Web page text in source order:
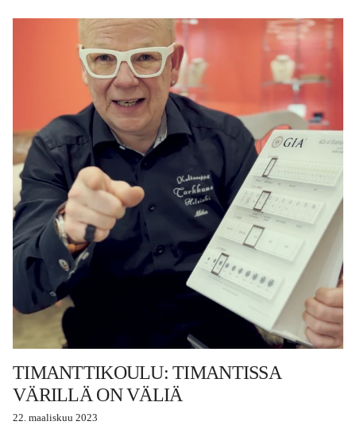
TIMANTTIKOULU: TIMANTISSA
VÄRILLÄ ON VÄLIÄ
22. maaliskuu 2023